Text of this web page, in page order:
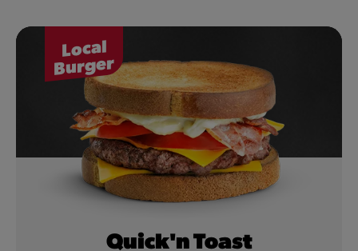
Local
Burger
Quick'n Toast